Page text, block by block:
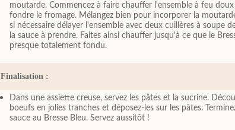
moutarde. Commencez à faire chauffer l'ensemble à feu
fondre le fromage. Mélangez bien pour incorporer la
si nécessaire délayer l'ensemble avec deux cuillères à soupe
la sauce à prendre. Faites ainsi chauffer jusqu'à ce que le
presque totalement fondu.
Finalisation :
Dans une assiette creuse, servez les pâtes et la sucrine.
boeufs en jolies tranches et déposez-les sur les pâtes.
sauce au Bresse Bleu. Servez aussitôt !